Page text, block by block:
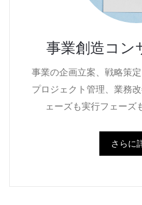
事業創造コン
事業の企画立案、戦略策
プロジェクト管理、業務
ェーズも実行フェーズ
さらに